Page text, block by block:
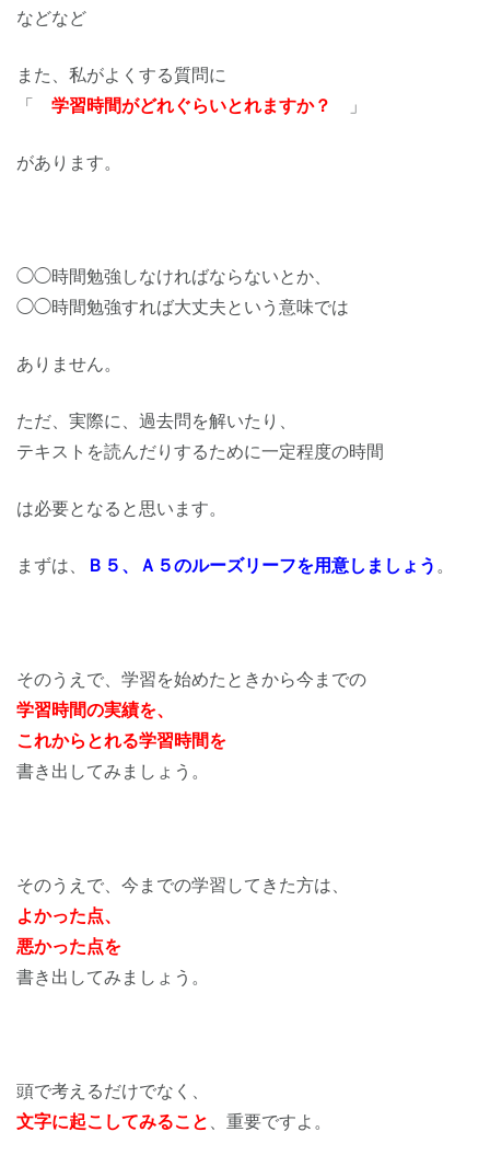
などなど
また、私がよくする質問に
「 学習時間がどれぐらいとれますか？ 」
があります。
◯◯時間勉強しなければならないとか、
◯◯時間勉強すれば大丈夫という意味では
ありません。
ただ、実際に、過去問を解いたり、
テキストを読んだりするために一定程度の時間
は必要となると思います。
まずは、 Ｂ５、Ａ５のルーズリーフを用意しましょう。
そのうえで、学習を始めたときから今までの
学習時間の実績を、
これからとれる学習時間を
書き出してみましょう。
そのうえで、今までの学習してきた方は、
よかった点、
悪かった点を
書き出してみましょう。
頭で考えるだけでなく、
文字に起こしてみること、重要ですよ。